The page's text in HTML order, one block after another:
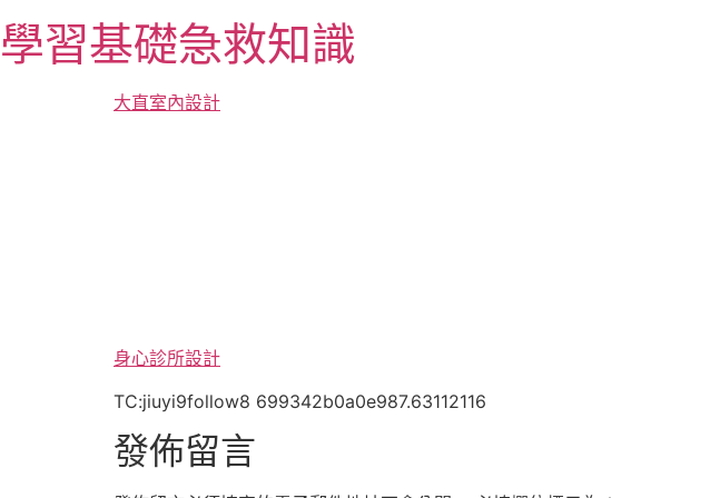
至
主
學習基礎急救知識
大直室內設計
身心診所設計
TC:jiuyi9follow8 699342b0a0e987.63112116
發佈留言